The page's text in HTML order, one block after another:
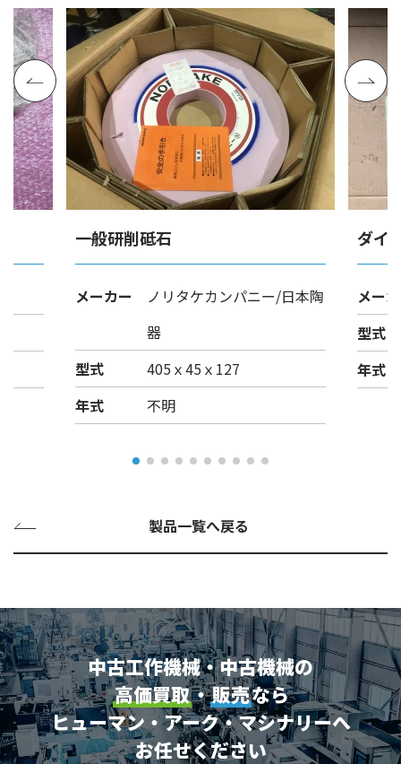
一般研削砥石
メーカー
ノリタケカンパニー/日本陶
器
型式
405ｘ45ｘ127
年式
不明
ダイ
メー
型式
年式
製品一覧へ戻る
中古工作機械・中古機械の
高価買取・販売なら
ヒューマン・アーク・マシナリーへ
お任せください